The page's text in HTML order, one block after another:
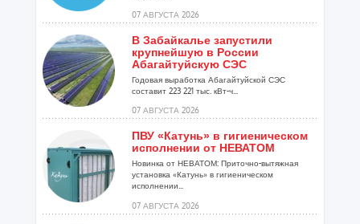
07 АВГУСТА 2026
В Забайкалье запустили
крупнейшую в России
Абагайтуйскую СЭС
Годовая выработка Абагайтуйской СЭС
составит 223 221 тыс. кВт-ч...
07 АВГУСТА 2026
ПВУ «Катунь» в гигиеническом
исполнении от НЕВАТОМ
Новинка от НЕВАТОМ: Приточно-вытяжная
установка «Катунь» в гигиеническом
исполнении...
07 АВГУСТА 2026